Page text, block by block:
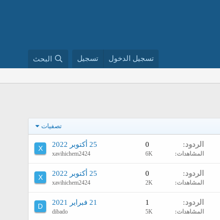
تسجيل الدخول تسجيل البحث
تصفيات
الردود 0
المشاهدات 6K
25 أكتوبر 2022
xavihichem2424
X
الردود 0
المشاهدات 2K
25 أكتوبر 2022
xavihichem2424
X
الردود 1
المشاهدات 5K
21 فبراير 2021
dibado
D